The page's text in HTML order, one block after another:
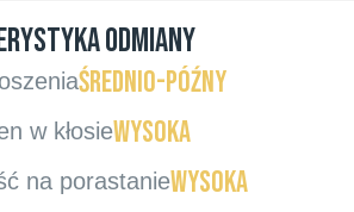
ODMIANY
średnio-późny
w kłosiewysoka
na porastaniewysoka